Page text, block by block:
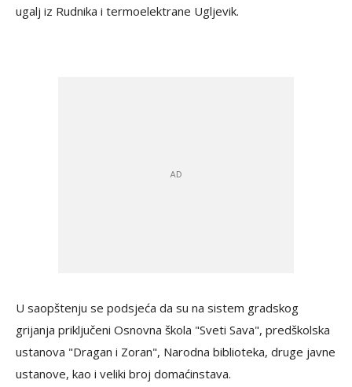
ugalj iz Rudnika i termoelektrane Ugljevik.
U saopštenju se podsjeća da su na sistem gradskog
grijanja priključeni Osnovna škola "Sveti Sava", predškolska
ustanova "Dragan i Zoran", Narodna biblioteka, druge javne
ustanove, kao i veliki broj domaćinstava.